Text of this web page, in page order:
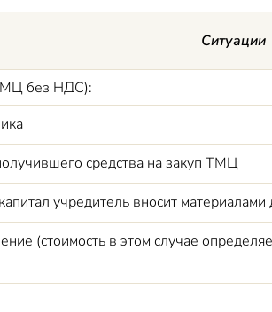
Ситуации
без НДС):
средства на закуп ТМЦ
учредитель вносит
(стоимость в этом случае